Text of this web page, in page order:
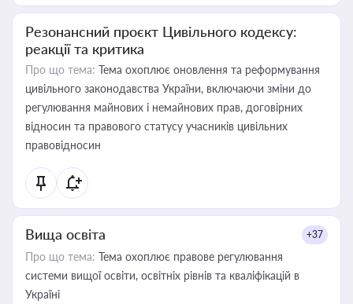
Резонансний проєкт Цивільного кодексу:
реакції та критика
Про що тема: Тема охоплює оновлення та реформування
цивільного законодавства України, включаючи зміни до
регулювання майнових і немайнових прав, договірних
відносин та правового статусу учасників цивільних
правовідносин
Вища освіта +37
Про що тема: Тема охоплює правове регулювання
системи вищої освіти, освітніх рівнів та кваліфікацій в
Україні